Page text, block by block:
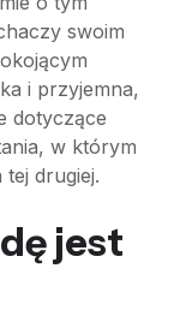
swoim
i przyjemna,
dotyczące
w którym
tej drugiej.
jest